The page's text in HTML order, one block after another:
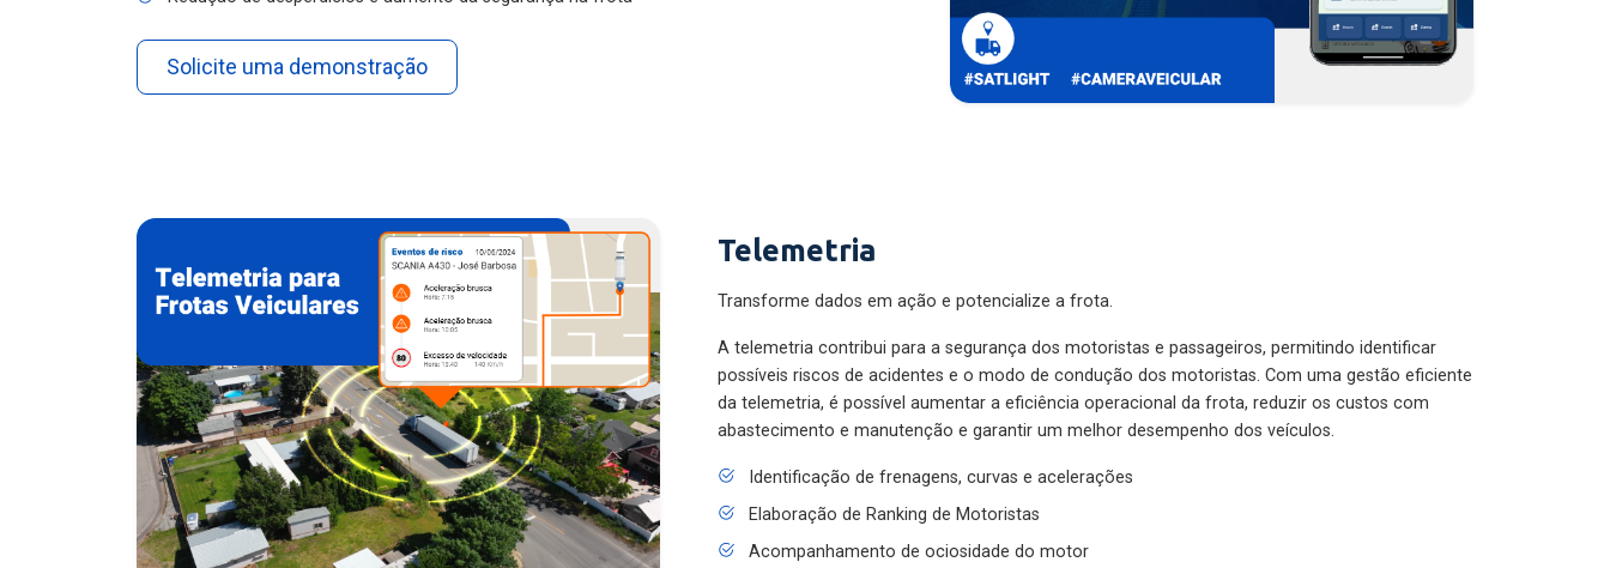
Solicite uma demonstração
Telemetria
Transforme dados em ação e potencialize a frota.
A telemetria contribui para a segurança dos motoristas e passageiros, permitindo identificar
possíveis riscos de acidentes e o modo de condução dos motoristas. Com uma gestão eficiente
da telemetria, é possível aumentar a eficiência operacional da frota, reduzir os custos com
abastecimento e manutenção e garantir um melhor desempenho dos veículos.
Identificação de frenagens, curvas e acelerações
Elaboração de Ranking de Motoristas
Acompanhamento de ociosidade do motor